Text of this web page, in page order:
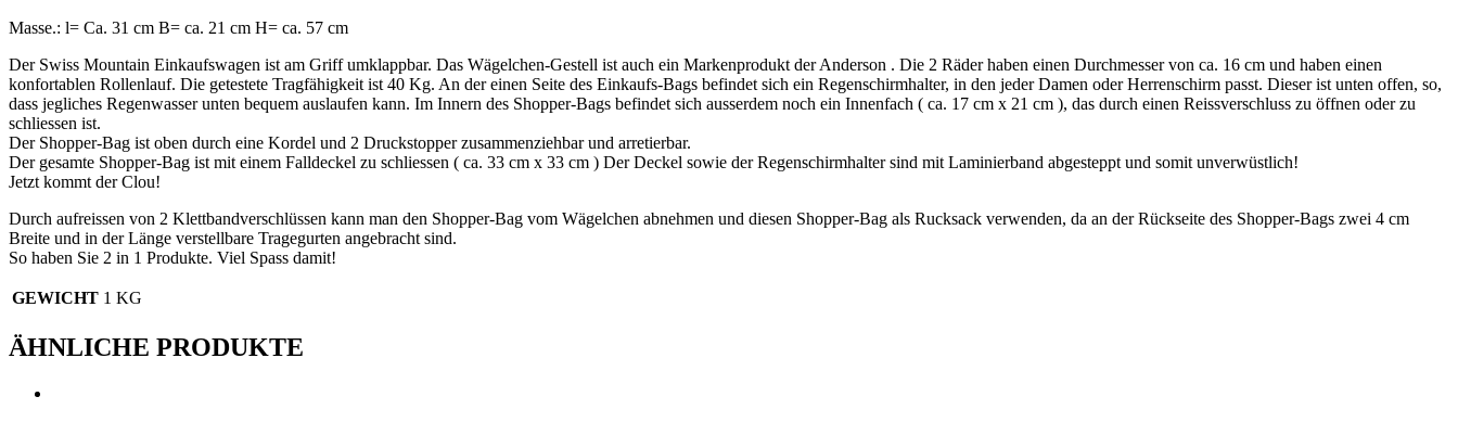
Masse.: l= Ca. 31 cm B= ca. 21 cm H= ca. 57 cm
Der Swiss Mountain Einkaufswagen ist am Griff umklappbar. Das Wägelchen-Gestell ist auch ein Markenprodukt der Anderson . Die 2 Räder haben einen Durchmesser von ca. 16 cm und haben einen
konfortablen Rollenlauf. Die getestete Tragfähigkeit ist 40 Kg. An der einen Seite des Einkaufs-Bags befindet sich ein Regenschirmhalter, in den jeder Damen oder Herrenschirm passt. Dieser ist unten offen, so,
dass jegliches Regenwasser unten bequem auslaufen kann. Im Innern des Shopper-Bags befindet sich ausserdem noch ein Innenfach ( ca. 17 cm x 21 cm ), das durch einen Reissverschluss zu öffnen oder zu
schliessen ist.
Der Shopper-Bag ist oben durch eine Kordel und 2 Druckstopper zusammenziehbar und arretierbar.
Der gesamte Shopper-Bag ist mit einem Falldeckel zu schliessen ( ca. 33 cm x 33 cm ) Der Deckel sowie der Regenschirmhalter sind mit Laminierband abgesteppt und somit unverwüstlich!
Jetzt kommt der Clou!
Durch aufreissen von 2 Klettbandverschlüssen kann man den Shopper-Bag vom Wägelchen abnehmen und diesen Shopper-Bag als Rucksack verwenden, da an der Rückseite des Shopper-Bags zwei 4 cm
Breite und in der Länge verstellbare Tragegurten angebracht sind.
So haben Sie 2 in 1 Produkte. Viel Spass damit!
GEWICHT 1 KG
ÄHNLICHE PRODUKTE